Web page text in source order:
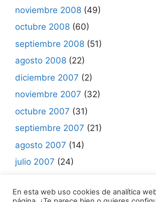
noviembre 2008 (49)
octubre 2008 (60)
septiembre 2008 (51)
agosto 2008 (22)
diciembre 2007 (2)
noviembre 2007 (32)
octubre 2007 (31)
septiembre 2007 (21)
agosto 2007 (14)
julio 2007 (24)
En esta web uso cookies de analítica